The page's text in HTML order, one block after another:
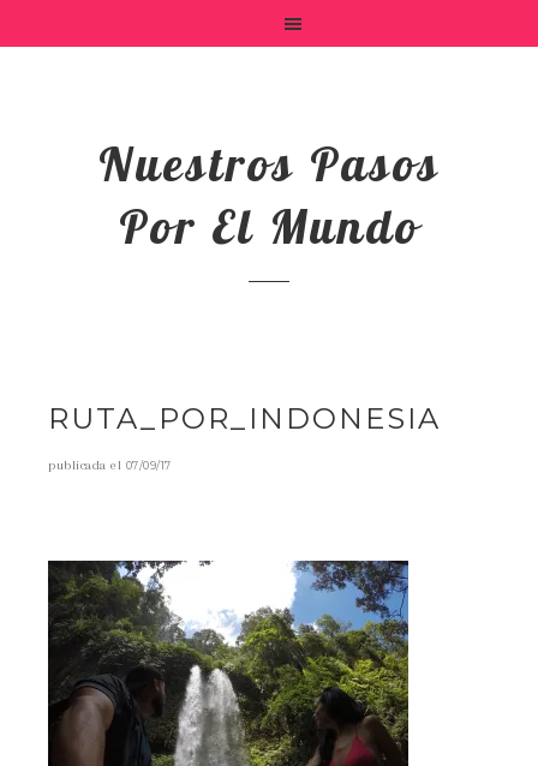
Nuestros Pasos
Por El Mundo
RUTA_POR_INDONESIA
publicada el 07/09/17